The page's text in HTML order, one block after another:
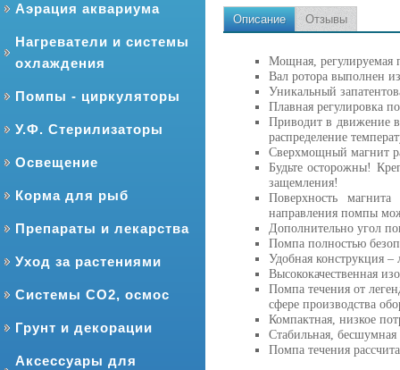
Аэрация аквариума
Нагреватели и системы
охлаждения
Помпы - циркуляторы
У.Ф. Стерилизаторы
Освещение
Корма для рыб
Препараты и лекарства
Уход за растениями
Системы CO2, осмос
Грунт и декорации
Аксессуары для
Описание Отзывы
Мощная, регулируемая
Вал ротора выполнен
Уникальный
Плавная регулировка
Приводит в движение
распределение
Сверхмощный магнит
Будьте осторожны!
защемления!
Поверхность
направления помпы
Дополнительно угол
Помпа полностью
Удобная конструкция –
Высококачественная
Помпа течения от
сфере производства
Компактная, низкое
Стабильная, бесшумная
Помпа течения